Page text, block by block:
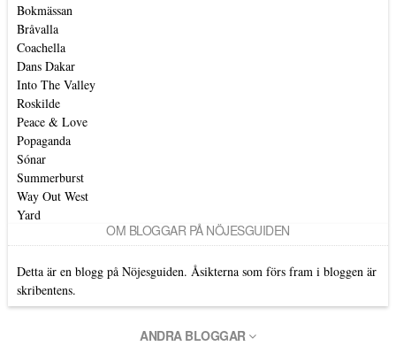
Bokmässan
Bråvalla
Coachella
Dans Dakar
Into The Valley
Roskilde
Peace & Love
Popaganda
Sónar
Summerburst
Way Out West
Yard
OM BLOGGAR PÅ NÖJESGUIDEN
Detta är en blogg på Nöjesguiden. Åsikterna som förs fram i bloggen är
skribentens.
ANDRA BLOGGAR